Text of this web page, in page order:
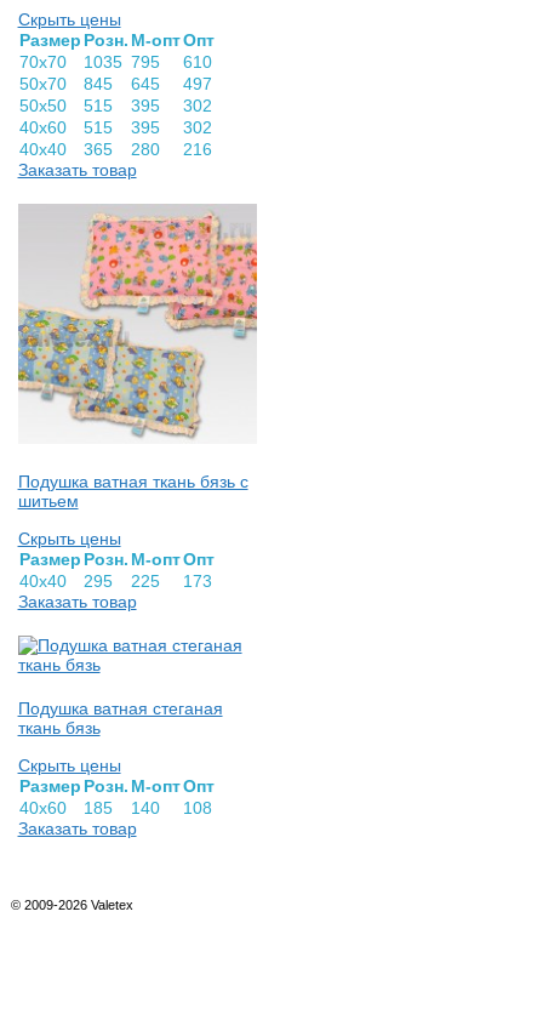
Скрыть цены
Раз­мер Розн. М-оптОпт
70х70
1035 795
610
50х70
845 645
497
50х50
515 395
302
40х60
515 395
302
40х40
365 280
216
Заказать товар
Подушка ватная ткань бязь с
шитьем
Скрыть цены
Раз­мер Розн. М-оптОпт
40х40
295 225
173
Заказать товар
Подушка ватная стеганая
ткань бязь
Скрыть цены
Раз­мер Розн. М-оптОпт
40х60
185 140
108
Заказать товар
© 2009-2026 Valetex